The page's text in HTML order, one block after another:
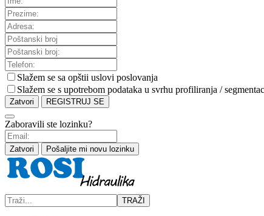
Slažem se sa opštii uslovi poslovanja
Slažem se s upotrebom podataka u svrhu profiliranja /
Zatvori REGISTRUJ SE
Zaboravili ste lozinku?
Zatvori Pošaljite mi novu lozinku
TRAŽI